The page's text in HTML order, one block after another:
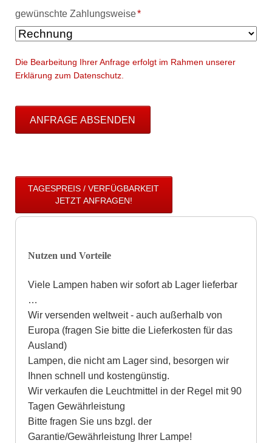
Pflichtfeld
gewünschte Zahlungsweise*
Die Bearbeitung Ihrer Anfrage erfolgt im Rahmen unserer
Erklärung zum Datenschutz.
ANFRAGE ABSENDEN
TAGESPREIS / VERFÜGBARKEIT
JETZT ANFRAGEN!
Nutzen und Vorteile
Viele Lampen haben wir sofort ab Lager lieferbar
…
Wir versenden weltweit - auch außerhalb von
Europa (fragen Sie bitte die Lieferkosten für das
Ausland)
Lampen, die nicht am Lager sind, besorgen wir
Ihnen schnell und kostengünstig.
Wir verkaufen die Leuchtmittel in der Regel mit 90
Tagen Gewährleistung
Bitte fragen Sie uns bzgl. der
Garantie/Gewährleistung Ihrer Lampe!